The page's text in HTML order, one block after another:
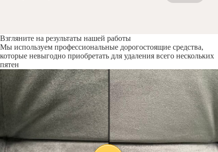
Взгляните на результаты нашей работы
Мы используем профессиональные дорогостоящие средства,
которые невыгодно приобретать для удаления всего нескольких
пятен